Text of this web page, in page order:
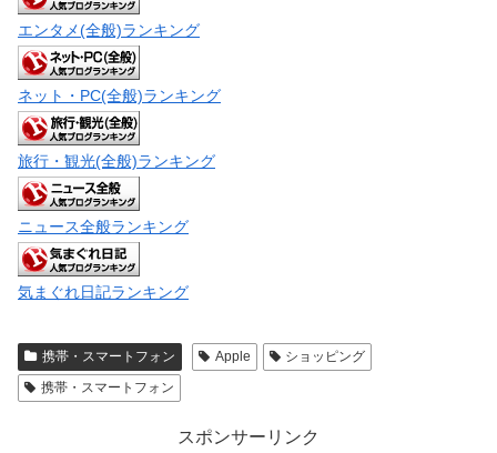
エンタメ(全般)ランキング
ネット・PC(全般)ランキング
旅行・観光(全般)ランキング
ニュース全般ランキング
気まぐれ日記ランキング
携帯・スマートフォン Apple
ショッピング
携帯・スマートフォン
スポンサーリンク